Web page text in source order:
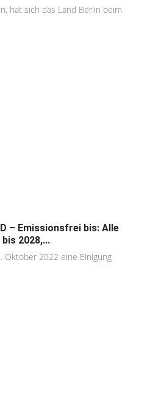
hat sich das Land Berlin beim
– Emissionsfrei bis: Alle
2028,...
Oktober 2022 eine Einigung